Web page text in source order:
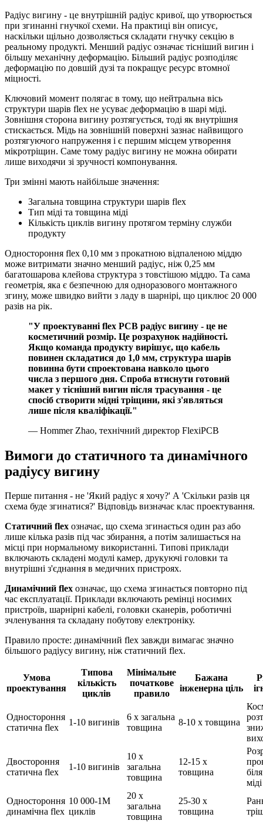
Радіус вигину - це внутрішній радіус кривої, що утворюється
при згинанні гнучкої схеми. На практиці він описує,
наскільки щільно дозволяється складати гнучку секцію в
реальному продукті. Менший радіус означає тісніший вигин і
більшу механічну деформацію. Більший радіус розподіляє
деформацію по довшій дузі та покращує ресурс втомної
міцності.
Ключовий момент полягає в тому, що нейтральна вісь
структури шарів flex не усуває деформацію в шарі міді.
Зовнішня сторона вигину розтягується, тоді як внутрішня
стискається. Мідь на зовнішній поверхні зазнає найвищого
розтягуючого напруження і є першим місцем утворення
мікротріщин. Саме тому радіус вигину не можна обирати
лише виходячи зі зручності компонування.
Три змінні мають найбільше значення:
Загальна товщина структури шарів flex
Тип міді та товщина міді
Кількість циклів вигину протягом терміну служби
продукту
Одностороння flex 0,10 мм з прокатною відпаленою міддю
може витримати значно менший радіус, ніж 0,25 мм
багатошарова клейова структура з товстішою міддю. Та сама
геометрія, яка є безпечною для одноразового монтажного
згину, може швидко вийти з ладу в шарнірі, що циклює 20 000
разів на рік.
"У проектуванні flex PCB радіус вигину - це не
косметичний розмір. Це розрахунок надійності.
Якщо команда продукту вирішує, що кабель
повинен складатися до 1,0 мм, структура шарів
повинна бути спроектована навколо цього
числа з першого дня. Спроба втиснути готовий
макет у тісніший вигин після трасування - це
спосіб створити мідні тріщини, які з'являться
лише після кваліфікації."
— Hommer Zhao, технічний директор FlexiPCB
Вимоги до статичного та динамічного
радіусу вигину
Перше питання - не 'Який радіус я хочу?' А 'Скільки разів ця
схема буде згинатися?' Відповідь визначає клас проектування.
Статичний flex означає, що схема згинається один раз або
лише кілька разів під час збирання, а потім залишається на
місці при нормальному використанні. Типові приклади
включають складені модулі камер, друкуючі головки та
внутрішні з'єднання в медичних пристроях.
Динамічний flex означає, що схема згинається повторно під
час експлуатації. Приклади включають ремінці носимих
пристроїв, шарнірні кабелі, головки сканерів, роботичні
зчленування та складану побутову електроніку.
Правило просте: динамічний flex завжди вимагає значно
більшого радіусу вигину, ніж статичний flex.
Умова
проектування
Типова
кількість
циклів
Мінімальне
початкове
правило
Бажана
інженерна ціль
Одностороння
статична flex
1-10 вигинів
6 x загальна
товщина
8-10 x товщина
Двостороння
статична flex
1-10 вигинів
10 x
загальна
товщина
12-15 x
товщина
міді
Одностороння
динамічна flex
10 000-1M
циклів
20 x
загальна
товщина
25-30 x
товщина